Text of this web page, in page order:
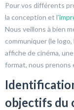
Pour vos différents
la conception et l
Nous veillons à bien
communiquer (le
affiche de cinéma,
format, nous prenons
objectifs du